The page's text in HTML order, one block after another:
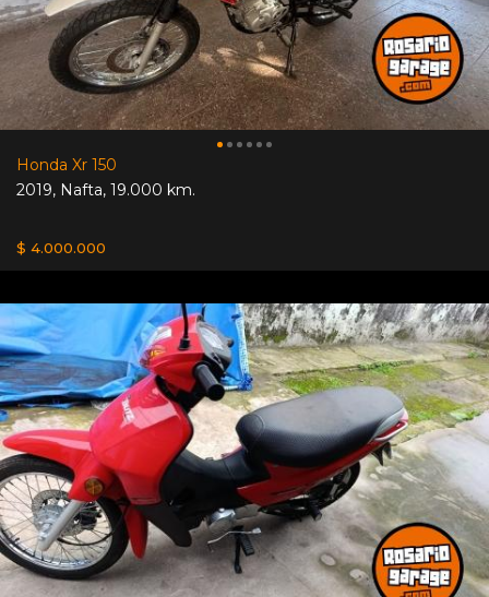
Honda Xr 150
2019, Nafta, 19.000 km.
$ 4.000.000